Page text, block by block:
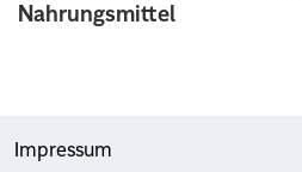
Nahrungsmittel
Impressum